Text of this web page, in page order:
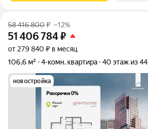
58 416 800₽ –12%
51 406 784₽
от 279 840 ₽ в месяц
106,6 м²
4-комн. квартира 40 этаж из 44
новостройка